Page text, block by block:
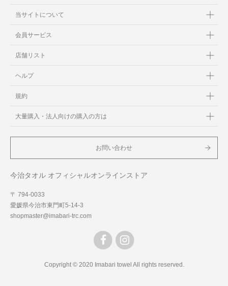
当サイトについて
会員サービス
店舗リスト
ヘルプ
規約
大量購入・法人向けの購入の方は
お問い合わせ
今治タオル オフィシャルオンラインストア
〒 794-0033
愛媛県今治市東門町5-14-3
shopmaster@imabari-trc.com
Copyright © 2020 Imabari towel All rights reserved.